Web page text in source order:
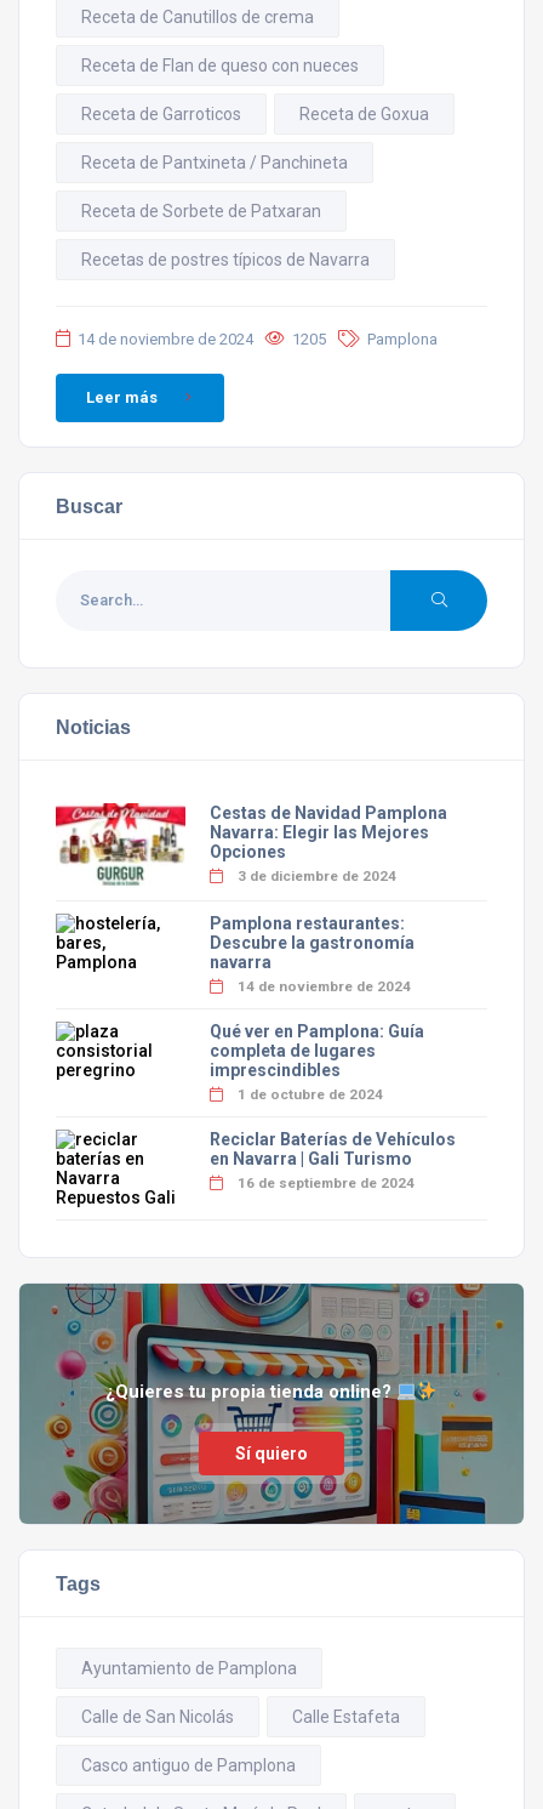
Receta de Canutillos de crema
Receta de Flan de queso con nueces
Receta de Garroticos Receta de Goxua
Receta de Pantxineta / Panchineta
Receta de Sorbete de Patxaran
Recetas de postres típicos de Navarra
14 de noviembre de 2024 1205 Pamplona
Leer más
Buscar
Noticias
Cestas de Navidad Pamplona
Navarra: Elegir las Mejores
Opciones
3 de diciembre de 2024
Pamplona restaurantes:
Descubre la gastronomía
navarra
14 de noviembre de 2024
Qué ver en Pamplona: Guía
completa de lugares
imprescindibles
1 de octubre de 2024
Reciclar Baterías de Vehículos
en Navarra | Gali Turismo
16 de septiembre de 2024
¿Quieres tu propia tienda online?
Sí quiero
Tags
Ayuntamiento de Pamplona
Calle de San Nicolás Calle Estafeta
Casco antiguo de Pamplona